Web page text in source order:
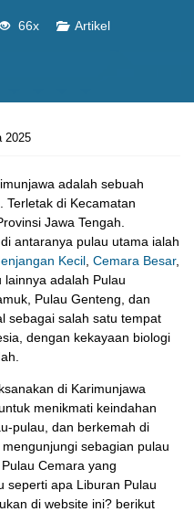
66x Artikel
2025
adalah sebuah
Terletak di Kecamatan
Jawa Tengah.
antaranya pulau utama ialah
Kecil Cemara Besar,
lainnya adalah Pulau
Pulau Genteng, dan
sebagai salah satu tempat
dengan kekayaan biologi
di Karimunjawa
menikmati keindahan
pulau, dan berkemah di
sebagian pulau
Cemara yang
seperti apa Liburan Pulau
di website ini? berikut